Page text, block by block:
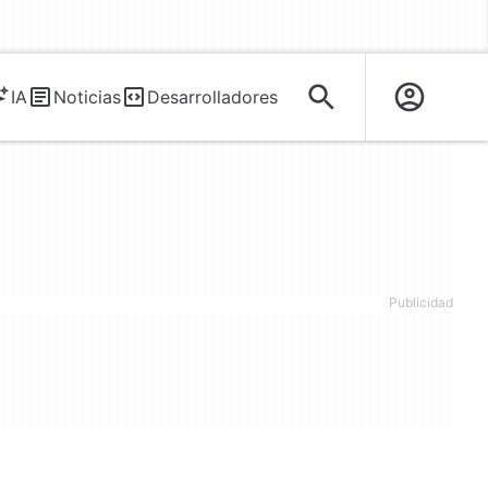
IA Noticias Desarrolladores